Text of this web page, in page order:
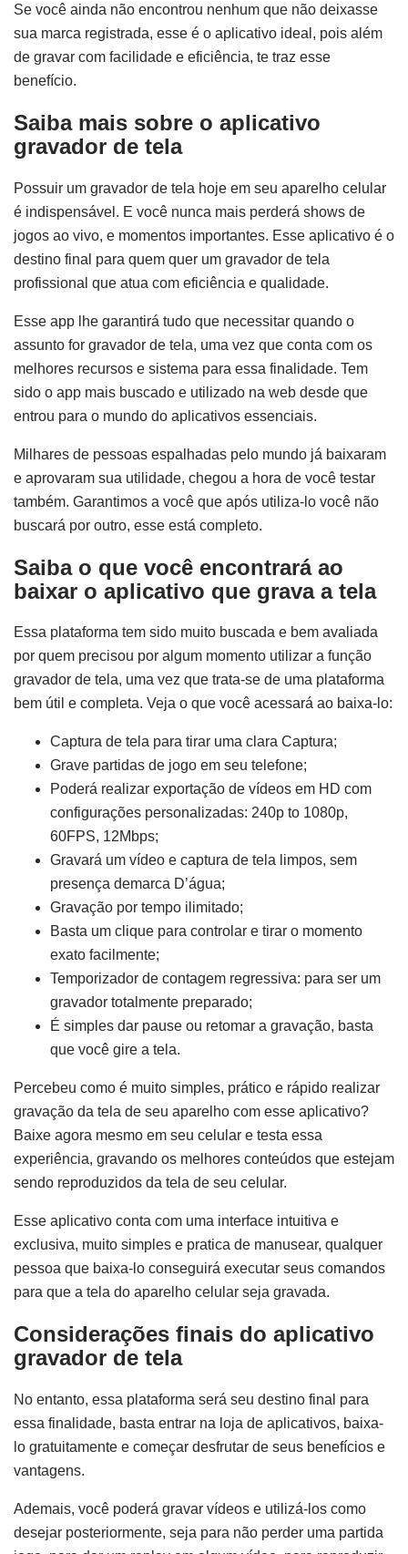
Se você ainda não encontrou nenhum que não deixasse
sua marca registrada, esse é o aplicativo ideal, pois além
de gravar com facilidade e eficiência, te traz esse
benefício.
Saiba mais sobre o aplicativo
gravador de tela
Possuir um gravador de tela hoje em seu aparelho celular
é indispensável. E você nunca mais perderá shows de
jogos ao vivo, e momentos importantes. Esse aplicativo é o
destino final para quem quer um gravador de tela
profissional que atua com eficiência e qualidade.
Esse app lhe garantirá tudo que necessitar quando o
assunto for gravador de tela, uma vez que conta com os
melhores recursos e sistema para essa finalidade. Tem
sido o app mais buscado e utilizado na web desde que
entrou para o mundo do aplicativos essenciais.
Milhares de pessoas espalhadas pelo mundo já baixaram
e aprovaram sua utilidade, chegou a hora de você testar
também. Garantimos a você que após utiliza-lo você não
buscará por outro, esse está completo.
Saiba o que você encontrará ao
baixar o aplicativo que grava a tela
Essa plataforma tem sido muito buscada e bem avaliada
por quem precisou por algum momento utilizar a função
gravador de tela, uma vez que trata-se de uma plataforma
bem útil e completa. Veja o que você acessará ao baixa-lo:
Captura de tela para tirar uma clara Captura;
Grave partidas de jogo em seu telefone;
Poderá realizar exportação de vídeos em HD com
configurações personalizadas: 240p to 1080p,
60FPS, 12Mbps;
Gravará um vídeo e captura de tela limpos, sem
presença demarca D’água;
Gravação por tempo ilimitado;
Basta um clique para controlar e tirar o momento
exato facilmente;
Temporizador de contagem regressiva: para ser um
gravador totalmente preparado;
É simples dar pause ou retomar a gravação, basta
que você gire a tela.
Percebeu como é muito simples, prático e rápido realizar
gravação da tela de seu aparelho com esse aplicativo?
Baixe agora mesmo em seu celular e testa essa
experiência, gravando os melhores conteúdos que estejam
sendo reproduzidos da tela de seu celular.
Esse aplicativo conta com uma interface intuitiva e
exclusiva, muito simples e pratica de manusear, qualquer
pessoa que baixa-lo conseguirá executar seus comandos
para que a tela do aparelho celular seja gravada.
Considerações finais do aplicativo
gravador de tela
No entanto, essa plataforma será seu destino final para
essa finalidade, basta entrar na loja de aplicativos, baixa-
lo gratuitamente e começar desfrutar de seus benefícios e
vantagens.
Ademais, você poderá gravar vídeos e utilizá-los como
desejar posteriormente, seja para não perder uma partida